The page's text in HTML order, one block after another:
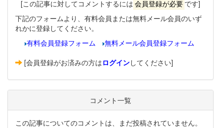
[この記事に対してコメントするには 会員登録が必要 です]
下記のフォームより、有料会員または無料メール会員のいず
れかに登録してください。
有料会員登録フォーム
無料メール会員登録フォーム
[会員登録がお済みの方はログインしてください]
コメント一覧
この記事についてのコメントは、まだ投稿されていません。